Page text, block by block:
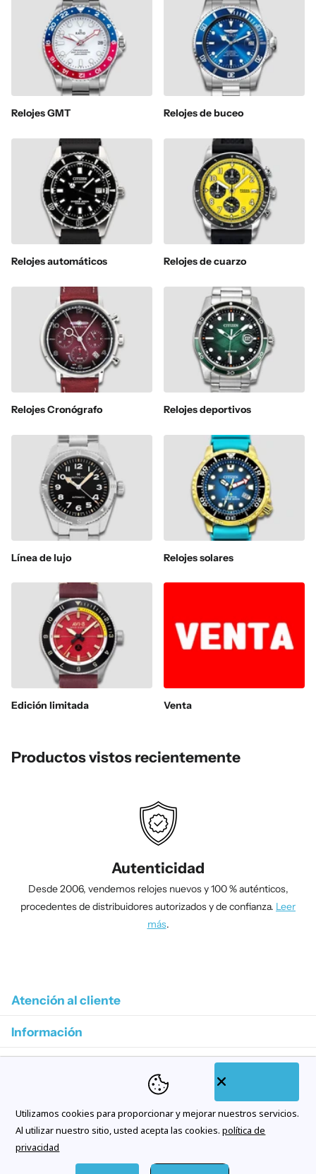
Relojes GMT Relojes de buceo
Relojes automáticos Relojes de cuarzo
Relojes Cronógrafo Relojes deportivos
Línea de lujo Relojes solares
Edición limitada Venta
Productos vistos recientemente
Autenticidad
Desde 2006, vendemos relojes nuevos y 100 % auténticos,
procedentes de distribuidores autorizados y de confianza. Leer
más.
Atención al cliente
Información
Suscríbase a nuestros correos electrónicos
Utilizamos cookies para proporcionar y mejorar nuestros servicios.
Al utilizar nuestro sitio, usted acepta las cookies. política de
privacidad